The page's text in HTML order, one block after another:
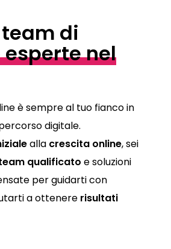
di
nel
è sempre al tuo fianco in
digitale.
alla crescita online, sei
qualificato e soluzioni
per guidarti con
a ottenere risultati